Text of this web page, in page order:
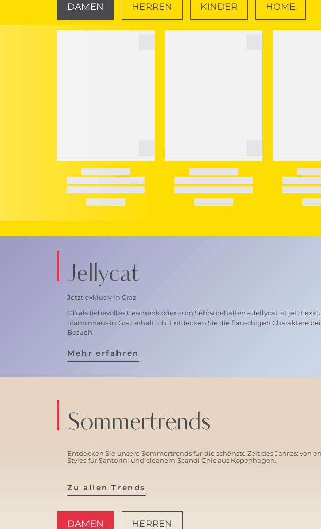
DAMEN HERREN KINDER HOME
Jellycat
Jetzt exklusiv in Graz
Ob als liebevolles Geschenk oder zum Selbstbehalten – Jellycat ist jetzt
Stammhaus in Graz erhältlich. Entdecken Sie die flauschigen Charaktere
Besuch.
Mehr erfahren
Sommertrends
Entdecken Sie unsere Sommertrends für die schönste Zeit des Jahres:
Styles für Santorini und cleanem Scandi Chic aus Kopenhagen.
Zu allen Trends
DAMEN HERREN